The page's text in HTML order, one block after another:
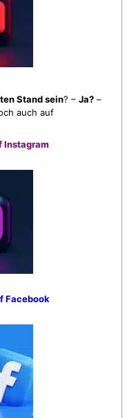
Stand sein? – Ja?–
auch auf
Instagram
Facebook